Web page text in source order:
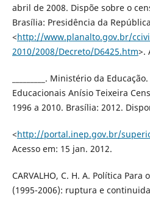
abril de 2008. Dispõe sobre o
Brasília: Presidência da
<http://www.planalto.gov.br/
2010/2008/Decreto/D6425.htm>.
_________. Ministério da
Educacionais Anísio Teixeira
1996 a 2010. Brasília: 2012.
<http://portal.inep.gov.br/
Acesso em: 15 jan. 2012.
CARVALHO, C. H. A. Política
(1995-2006): ruptura e